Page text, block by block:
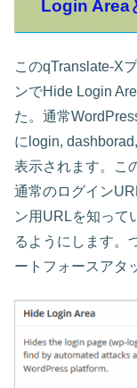
Login Area
このqTranslate-X
ンでHide Login
た。通常
にlogin,
表示されます。こ
通常のログイン
ン用URLを知って
るようにします。
ートフォースアタ